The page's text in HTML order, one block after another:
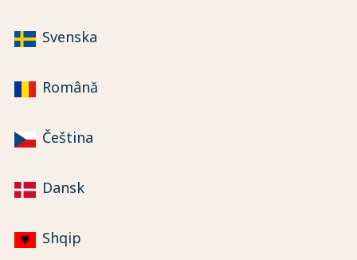
Svenska
Română
Čeština
Dansk
Shqip